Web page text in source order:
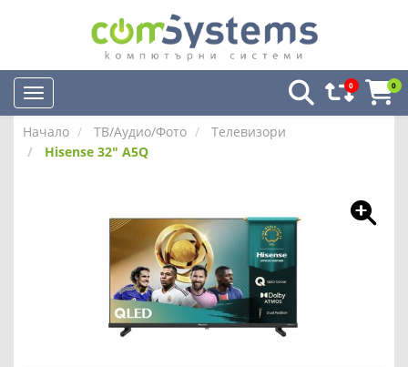
0 0
Начало ТВ/Аудио/Фото
Телевизори
Hisense 32" A5Q